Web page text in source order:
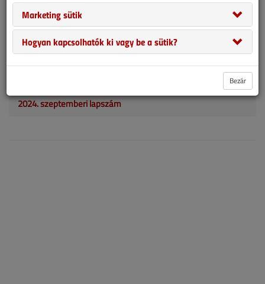
rendszerek egyik rákfenéje, hogy elveszítik tömörségüket. Ezt
teljes cserével orvosolni óriási beruházás, a hagyományos, kívülről
történő toldozgatás, foltozgatás pedig a legtöbbször nem vezet el
a kívánt eredményre. Más a helyzet, ha egy innovatív módszernek
2024. szeptemberi lapszám
Marketing sütik
Hogyan kapcsolhatók ki vagy be a sütik?
Bezár